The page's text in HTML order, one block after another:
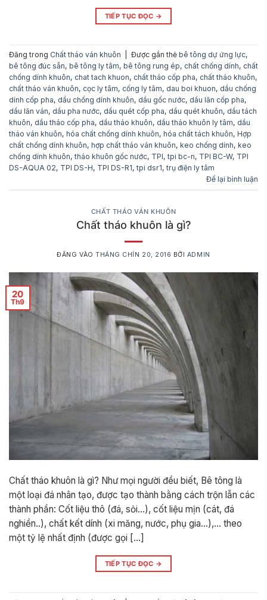
TIẾP TỤC ĐỌC →
Đăng trong Chất tháo ván khuôn Được gắn thẻ bê tông dự ứng lực,
bê tông đúc sẵn, bê tông ly tâm, bê tông rung ép, chất chống dính, chất
chống dính khuôn, chat tach khuon, chất tháo cốp pha, chất tháo khuôn,
chất tháo ván khuôn, cọc ly tâm, cống ly tâm, dau boi khuon, dầu chống
dính cốp pha, dầu chống dính khuôn, dầu gốc nước, dầu lăn cốp pha,
dầu lăn ván, dầu pha nước, dầu quét cốp pha, dầu quét khuôn, dầu tách
khuôn, dầu tháo cốp pha, dầu tháo khuôn, dầu tháo khuôn ly tâm, dầu
tháo ván khuôn, hóa chất chống dính khuôn, hóa chất tách khuôn, Hợp
chất chống dính khuôn, hợp chất tháo ván khuôn, keo chống dính, keo
chống dính khuôn, tháo khuôn gốc nước, TPI, tpi bc-n, TPI BC-W, TPI
DS-AQUA 02, TPI DS-H, TPI DS-R1, tpi dsr1, trụ điện ly tâm
Để lại bình luận
CHẤT THÁO VÁN KHUÔN
Chất tháo khuôn là gì?
ĐĂNG VÀOTHÁNG CHÍN 20, 2016 BỞI ADMIN
20
Th9
Chất tháo khuôn là gì? Như mọi người đều biết, Bê tông là
một loại đá nhân tạo, được tạo thành bằng cách trộn lẫn các
thành phần: Cốt liệu thô (đá, sỏi…), cốt liệu mịn (cát, đá
nghiền..), chất kết dính (xi măng, nước, phụ gia…),… theo
một tỷ lệ nhất định (được gọi […]
TIẾP TỤC ĐỌC →